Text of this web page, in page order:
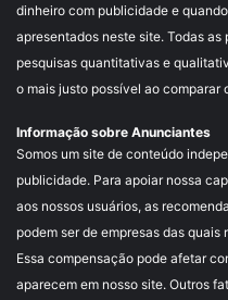
dinheiro com publicidade e
apresentados neste site. Todas
pesquisas quantitativas e
o mais justo possível ao comparar
Informação sobre Anunciantes
Somos um site de conteúdo
publicidade. Para apoiar nossa
aos nossos usuários, as
podem ser de empresas das
Essa compensação pode afetar
aparecem em nosso site. Outros